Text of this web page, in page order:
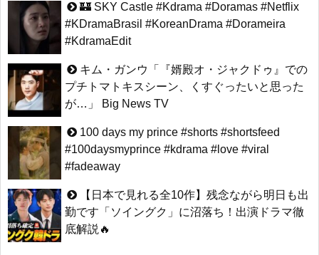
🏰 SKY Castle #Kdrama #Doramas #Netflix
#KDramaBrasil #KoreanDrama #Dorameira
#KdramaEdit
キム・ガンウ「『婿殿オ・ジャクドゥ』での
プチトマトキスシーン、くすぐったいと思った
が…」 Big News TV
100 days my prince #shorts #shortsfeed
#100daysmyprince #kdrama #love #viral
#fadeaway
【日本で見れる全10作】残念ながら明日も出
勤です「ソイングク」に沼落ち！出演ドラマ徹
底解説🔥